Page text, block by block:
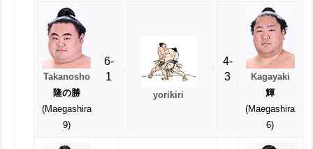
Takanosho
隆の勝
(Maegashira
9)
6-
1
yorikiri
4-
3
Kagayaki
輝
(Maegashira
6)